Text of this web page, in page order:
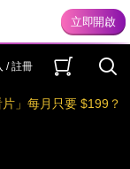
/ 註冊
片」每月只要 $199？